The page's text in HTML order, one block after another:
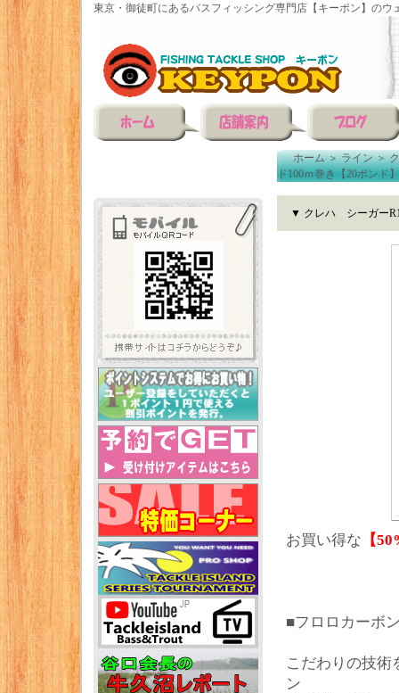
東京・御徒町にあるバスフィッシング専門店【キーポン】のウ
ホーム＞ライン＞
ド100ｍ巻き【20ポンド】
▼ クレハ シーガー
お買い得な 【
■フロロカーボ
こだわりの技術
ン